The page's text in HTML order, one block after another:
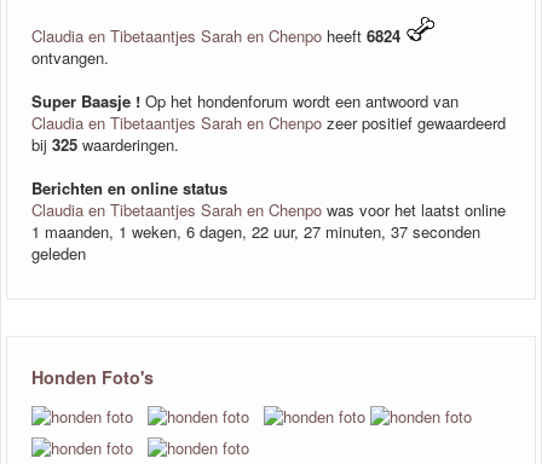
Claudia en Tibetaantjes Sarah en Chenpo heeft 6824
ontvangen.
Super Baasje ! Op het hondenforum wordt een antwoord van
Claudia en Tibetaantjes Sarah en Chenpo zeer positief gewaardeerd
bij 325 waarderingen.
Berichten en online status
Claudia en Tibetaantjes Sarah en Chenpo was voor het laatst online
1 maanden, 1 weken, 6 dagen, 22 uur, 27 minuten, 37 seconden
geleden
Honden Foto's